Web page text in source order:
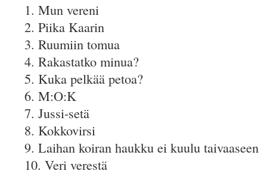
1. Mun vereni
2. Piika Kaarin
3. Ruumiin tomua
4. Rakastatko minua?
5. Kuka pelkää petoa?
6. M:O:K
7. Jussi-setä
8. Kokkovirsi
9. Laihan koiran haukku ei kuulu taivaaseen
10. Veri verestä